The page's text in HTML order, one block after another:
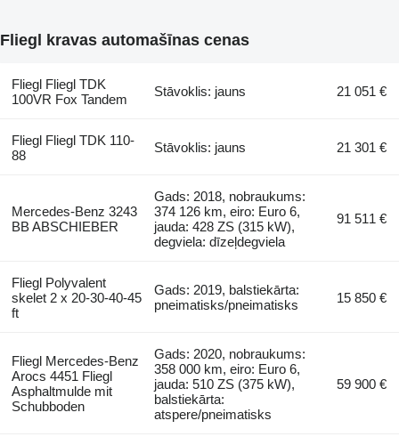
Fliegl kravas automašīnas cenas
Fliegl Fliegl TDK
100VR Fox Tandem
Stāvoklis: jauns 21 051 €
Fliegl Fliegl TDK 110-
88
Stāvoklis: jauns 21 301 €
Mercedes-Benz 3243
BB ABSCHIEBER
Gads: 2018, nobraukums:
374 126 km, eiro: Euro 6,
jauda: 428 ZS (315 kW),
degviela: dīzeļdegviela
91 511 €
Fliegl Polyvalent
skelet 2 x 20-30-40-45
ft
Gads: 2019, balstiekārta:
pneimatisks/pneimatisks
15 850 €
Fliegl Mercedes-Benz
Arocs 4451 Fliegl
Asphaltmulde mit
Schubboden
Gads: 2020, nobraukums:
358 000 km, eiro: Euro 6,
jauda: 510 ZS (375 kW),
balstiekārta:
atspere/pneimatisks
59 900 €